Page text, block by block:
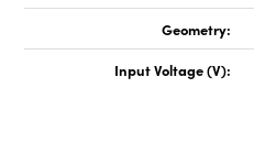
Geometry:
Input Voltage (V):